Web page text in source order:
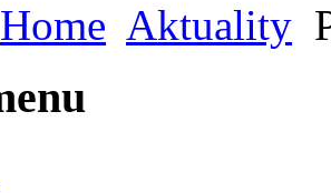
Home Aktuality